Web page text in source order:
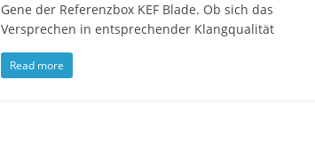
Gene der Referenzbox KEF Blade. Ob sich das
Versprechen in entsprechender Klangqualität
Read more